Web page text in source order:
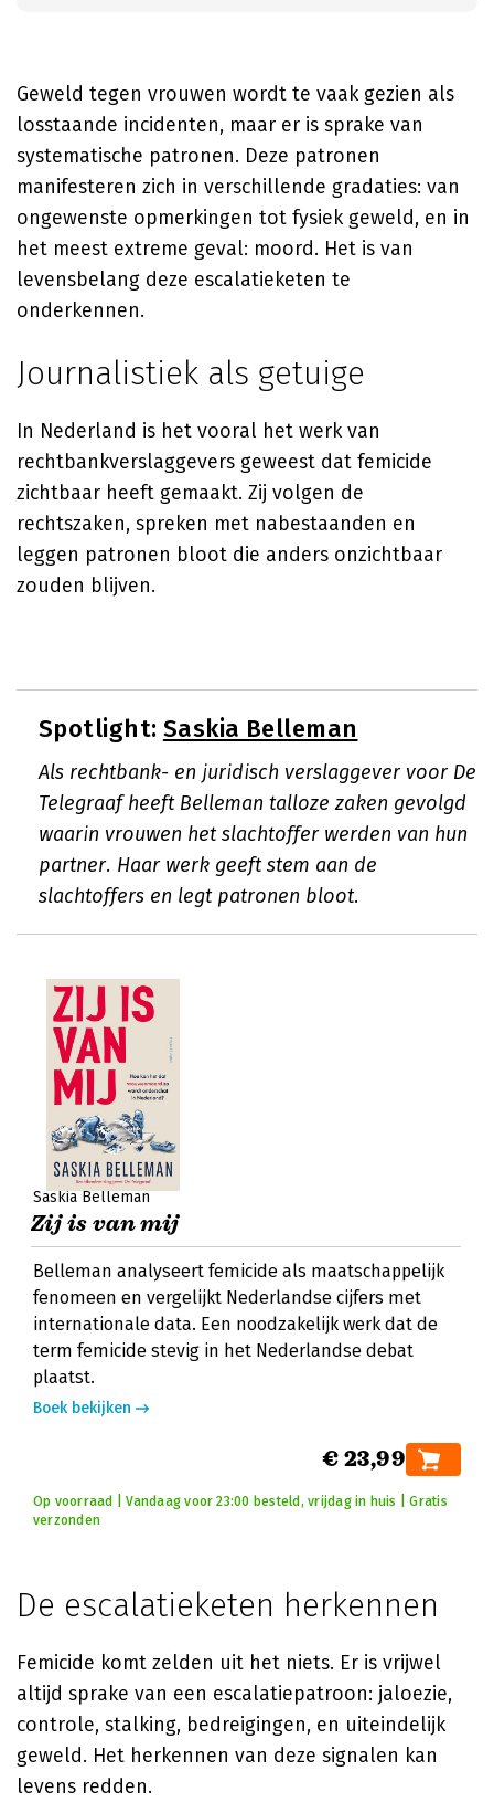
Geweld tegen vrouwen wordt te vaak gezien als
losstaande incidenten, maar er is sprake van
systematische patronen. Deze patronen
manifesteren zich in verschillende gradaties: van
ongewenste opmerkingen tot fysiek geweld, en in
het meest extreme geval: moord. Het is van
levensbelang deze escalatieketen te
onderkennen.
Journalistiek als getuige
In Nederland is het vooral het werk van
rechtbankverslaggevers geweest dat femicide
zichtbaar heeft gemaakt. Zij volgen de
rechtszaken, spreken met nabestaanden en
leggen patronen bloot die anders onzichtbaar
zouden blijven.
Spotlight: Saskia Belleman
Als rechtbank- en juridisch verslaggever voor De
Telegraaf heeft Belleman talloze zaken gevolgd
waarin vrouwen het slachtoffer werden van hun
partner. Haar werk geeft stem aan de
slachtoffers en legt patronen bloot.
Saskia Belleman
Zij is van mij
Belleman analyseert femicide als maatschappelijk
fenomeen en vergelijkt Nederlandse cijfers met
internationale data. Een noodzakelijk werk dat de
term femicide stevig in het Nederlandse debat
plaatst.
Boek bekijken
€ 23,99
Op voorraad | Vandaag voor 23:00 besteld, vrijdag in huis | Gratis
verzonden
De escalatieketen herkennen
Femicide komt zelden uit het niets. Er is vrijwel
altijd sprake van een escalatiepatroon: jaloezie,
controle, stalking, bedreigingen, en uiteindelijk
geweld. Het herkennen van deze signalen kan
levens redden.